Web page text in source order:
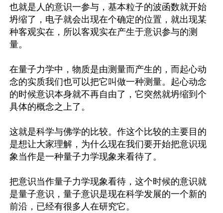
也就是人的意识一参与，基本粒子的波函数就开始
坍缩了，电子就会出现在个确定的位置，就出现某
种客观实在，所以客观实在产生于意识参与的测
量。
在量子力学中，物质是由测量而产生的，而起心动
念的实质我们也可以把它叫做一种测量。起心动念
的时候意识本身就不再自由了，它突然就坍缩到个
具体的概念之上了。
这就是科学与佛学的比较。作这个比较的主要目的
是想让大家理解，为什么现在我们要开始把意识现
象当作是一种量子力学现象来看待了。
把意识当作量子力学现象看待，这个时候的意识就
是量子意识，量子意识是现在科学发展的一个新的
前沿，已经有很多人在研究它。